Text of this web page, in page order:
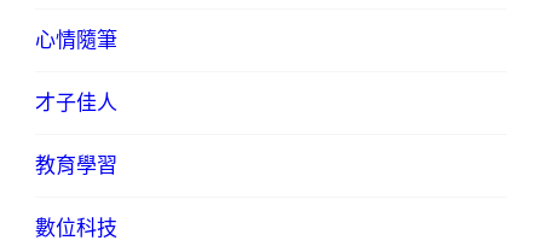
心情隨筆
才子佳人
教育學習
數位科技